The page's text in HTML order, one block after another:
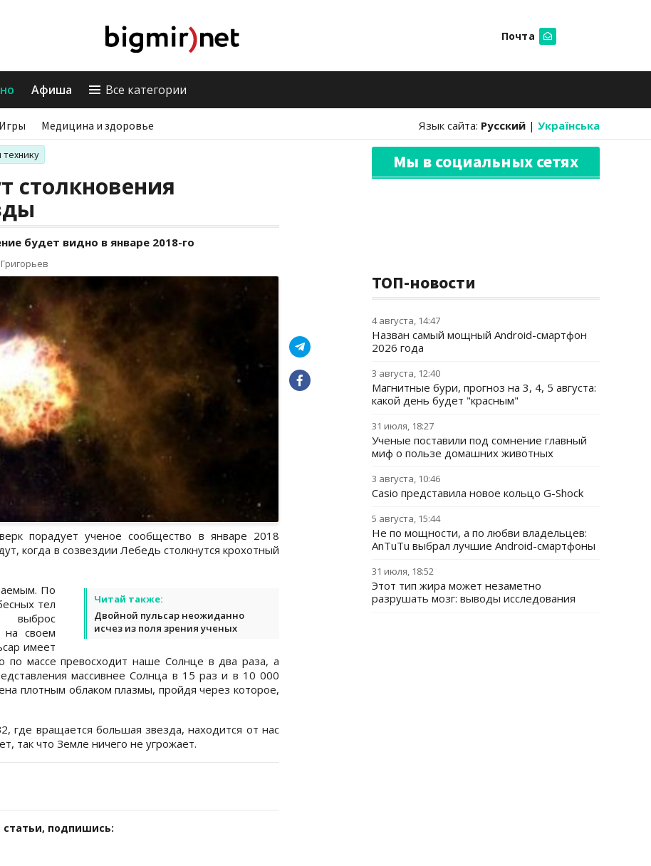
Почта
Афиша Все категории
Игры Медицина и здоровье Язык сайта: Русский | Українська
столкновения
будет видно в январе 2018-го
порадует ученое сообщество в январе 2018
когда в созвездии Лебедь столкнутся крохотный
Читай также:
Двойной пульсар неожиданно
исчез из поля зрения ученых
По
тел
выброс
на своем
имеет
по массе превосходит наше Солнце в два раза, а
массивнее Солнца в 15 раз и в 10 000
плотным облаком плазмы, пройдя через которое,
где вращается большая звезда, находится от нас
так что Земле ничего не угрожает.
статьи, подпишись:
Мы в социальных сетях
ТОП-новости
4 августа, 14:47
Назван самый мощный Android-смартфон
2026 года
3 августа, 12:40
Магнитные бури, прогноз на 3, 4, 5 августа:
какой день будет "красным"
31 июля, 18:27
Ученые поставили под сомнение главный
миф о пользе домашних животных
3 августа, 10:46
Casio представила новое кольцо G-Shock
5 августа, 15:44
Не по мощности, а по любви владельцев:
AnTuTu выбрал лучшие Android-смартфоны
31 июля, 18:52
Этот тип жира может незаметно
разрушать мозг: выводы исследования